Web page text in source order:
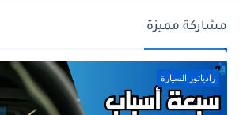
مشاركة مميزة
رادياتور السيارة